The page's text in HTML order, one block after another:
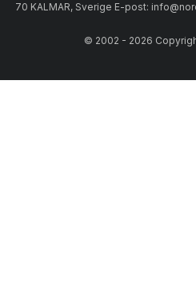
70 KALMAR, Sverige E-post:
© 2002 - 2026